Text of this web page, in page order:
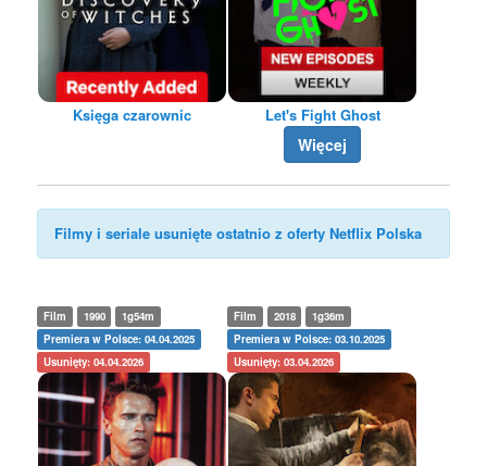
Księga czarownic Let's Fight Ghost
Więcej
Filmy i seriale usunięte ostatnio z oferty Netflix Polska
Film 1990
1g54m
Premiera w Polsce: 04.04.2025
Usunięty: 04.04.2026
Film 2018
1g36m
Premiera w Polsce: 03.10.2025
Usunięty: 03.04.2026